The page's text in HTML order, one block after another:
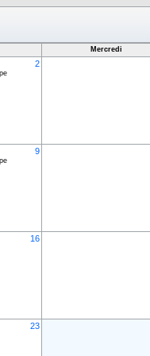
Mercredi
2
9
16
23